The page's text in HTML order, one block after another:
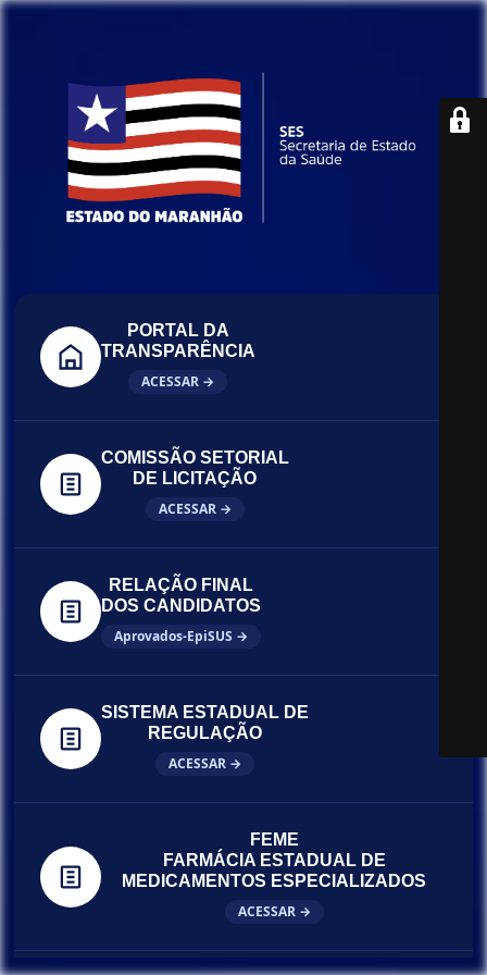
PORTAL DA
TRANSPARÊNCIA
ACESSAR →
COMISSÃO SETORIAL
DE LICITAÇÃO
ACESSAR →
RELAÇÃO FINAL
DOS CANDIDATOS
Aprovados-EpiSUS →
SISTEMA ESTADUAL DE
REGULAÇÃO
ACESSAR →
FEME
FARMÁCIA ESTADUAL DE
MEDICAMENTOS ESPECIALIZADOS
ACESSAR →